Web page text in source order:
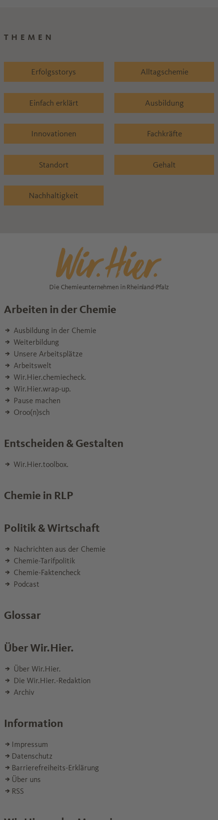
THEMEN
Erfolgsstorys Alltagschemie
Einfach erklärt Ausbildung
Innovationen Fachkräfte
Standort Gehalt
Nachhaltigkeit
Die Chemieunternehmen in Rheinland-Pfalz
Arbeiten in der Chemie
Ausbildung in der Chemie
Weiterbildung
Unsere Arbeitsplätze
Arbeitswelt
Wir.Hier.chemiecheck.
Wir.Hier.wrap-up.
Pause machen
Oroo(n)sch
Entscheiden & Gestalten
Wir.Hier.toolbox.
Chemie in RLP
Politik & Wirtschaft
Nachrichten aus der Chemie
Chemie-Tarifpolitik
Chemie-Faktencheck
Podcast
Glossar
Über Wir.Hier.
Über Wir.Hier.
Die Wir.Hier.-Redaktion
Archiv
Information
Impressum
Datenschutz
Barrierefreiheits-Erklärung
Über uns
RSS